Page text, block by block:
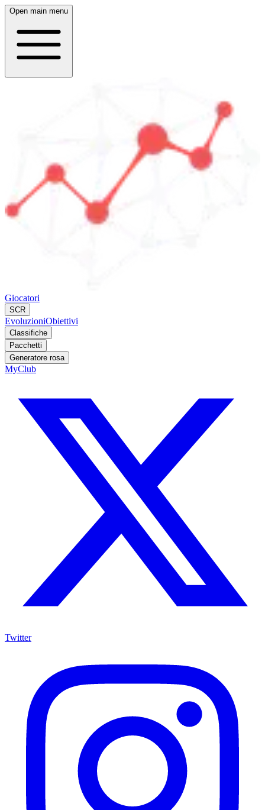
Open main menu
Giocatori
SCR
EvoluzioniObiettivi
Classifiche
Pacchetti
Generatore rosa
MyClub
Twitter